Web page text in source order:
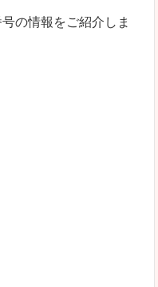
の情報をご紹介しま